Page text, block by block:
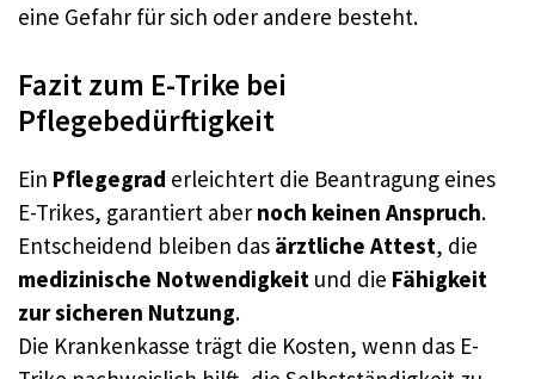
eine Gefahr für sich oder andere besteht.
Fazit zum E-Trike bei
Pflegebedürftigkeit
Ein Pflegegrad erleichtert die Beantragung eines
E-Trikes, garantiert aber noch keinen Anspruch.
Entscheidend bleiben das ärztliche Attest, die
medizinische Notwendigkeit und die Fähigkeit
zur sicheren Nutzung.
Die Krankenkasse trägt die Kosten, wenn das E-